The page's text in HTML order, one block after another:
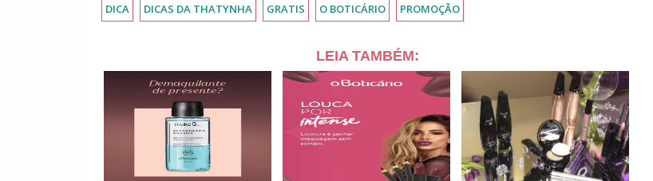
DICA DICAS DA THATYNHA GRATIS O BOTICÁRIO PROMOÇÃO
LEIA TAMBÉM: